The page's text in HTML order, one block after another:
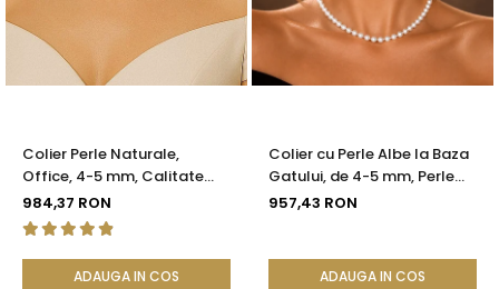
Colier Perle Naturale,
Office, 4-5 mm, Calitate
AAA, Aur 14K | KASKADDA®
984,37 RON
ADAUGA IN COS
Colier cu Perle Albe la Baza
Gatului, de 4-5 mm, Perle
Rare, Calitate AAA+, Aur 14K
957,43 RON
ADAUGA IN COS